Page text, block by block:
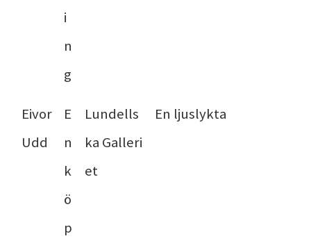
i
n
g
Eivor
Udd
E
n
k
ö
p
Lundells
ka Galleri
et
En ljuslykta